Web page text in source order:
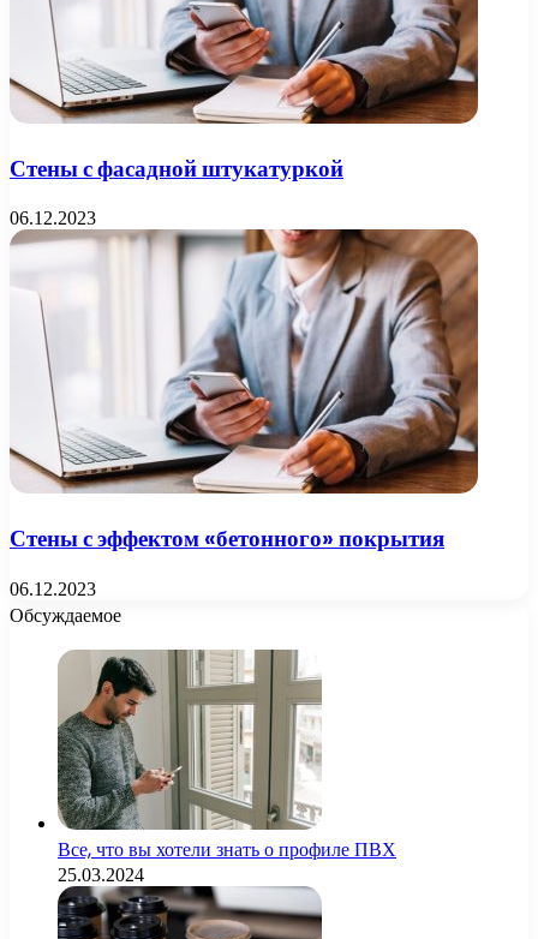
Стены с фасадной штукатуркой
06.12.2023
Стены с эффектом «бетонного» покрытия
06.12.2023
Обсуждаемое
Все, что вы хотели знать о профиле ПВХ
25.03.2024